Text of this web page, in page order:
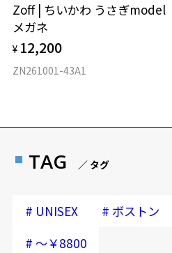
Zoff | ちいかわ うさぎmodel
メガネ
¥ 12,200
ZN261001-43A1
TAG ／ タグ
# UNISEX # ボストン
# ～￥8800